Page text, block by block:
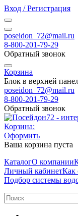
Вход / Регистрация
poseidon_72@mail.ru
8-800-201-79-29
Обратный звонок
Корзина
Блок в верхней
poseidon_72@mail.ru
8-800-201-79-29
Обратный звонок
Корзина:
Оформить
Ваша корзина пуста
КаталогО компании
Личный кабинетКак
Подбор системы